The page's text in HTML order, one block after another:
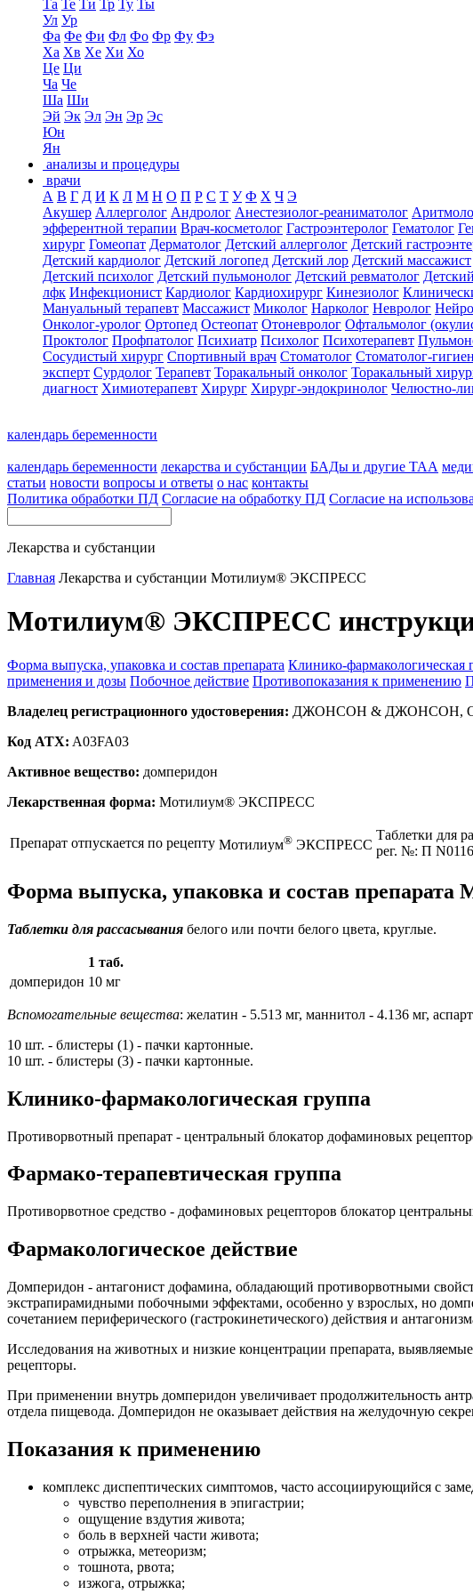
Та Те Ти Тр Ту Ты
Ул Ур
Фа Фе Фи Фл Фо Фр Фу Фэ
Ха Хв Хе Хи Хо
Це Ци
Ча Че
Ша Ши
Эй Эк Эл Эн Эр Эс
Юн
Ян
анализы и процедуры
врачи
А В Г Д И К Л М Н О П Р С Т У Ф Х Ч Э
Акушер Аллерголог Андролог Анестезиолог-реаниматолог
эфферентной терапии Врач-косметолог Гастроэнтеролог Гематолог
хирург Гомеопат Дерматолог Детский аллерголог Детский
Детский кардиолог Детский логопед Детский лор Детский массажист
Детский психолог Детский пульмонолог Детский ревматолог
лфк Инфекционист Кардиолог Кардиохирург Кинезиолог
Мануальный терапевт Массажист Миколог Нарколог Невролог
Онколог-уролог Ортопед Остеопат Отоневролог Офтальмолог
Проктолог Профпатолог Психиатр Психолог Психотерапевт
Сосудистый хирург Спортивный врач Стоматолог Стоматолог-
эксперт Сурдолог Терапевт Торакальный онколог Торакальный
диагност Химиотерапевт Хирург Хирург-эндокринолог Челюстно-
календарь беременности
календарь беременности лекарства и субстанции БАДы и другие ТАА
статьи новости вопросы и ответы о нас контакты
Политика обработки ПД Согласие на обработку ПД Согласие на
Лекарства и субстанции
Главная Лекарства и субстанции Мотилиум® ЭКСПРЕСС
Мотилиум® ЭКСПРЕСС инструкция
Форма выпуска, упаковка и состав препарата Клинико-фармакологическая
применения и дозы Побочное действие Противопоказания к применению
Владелец регистрационного удостоверения: ДЖОНСОН & ДЖОНСОН,
Код ATX: A03FA03
Активное вещество: домперидон
Лекарственная форма: Мотилиум® ЭКСПРЕСС
Препарат отпускается по рецепту Мотилиум® ЭКСПРЕСС
Таблетки для
рег. №: П
Форма выпуска, упаковка и состав
Таблетки для рассасывания белого или почти белого цвета, круглые.
1 таб.
домперидон 10 мг
Вспомогательные вещества: желатин - 5.513 мг, маннитол - 4.136 мг,
10 шт. - блистеры (1) - пачки картонные.
10 шт. - блистеры (3) - пачки картонные.
Клинико-фармакологическая группа
Противорвотный препарат - центральный блокатор дофаминовых
Фармако-терапевтическая группа
Противорвотное средство - дофаминовых рецепторов блокатор
Фармакологическое действие
Домперидон - антагонист дофамина, обладающий противорвотными
экстрапирамидными побочными эффектами, особенно у взрослых, но
сочетанием периферического (гастрокинетического) действия и
Исследования на животных и низкие концентрации препарата,
рецепторы.
При применении внутрь домперидон увеличивает продолжительность
отдела пищевода. Домперидон не оказывает действия на желудочную
Показания к применению
комплекс диспептических симптомов, часто ассоциирующийся с
чувство переполнения в эпигастрии;
ощущение вздутия живота;
боль в верхней части живота;
отрыжка, метеоризм;
тошнота, рвота;
изжога, отрыжка;